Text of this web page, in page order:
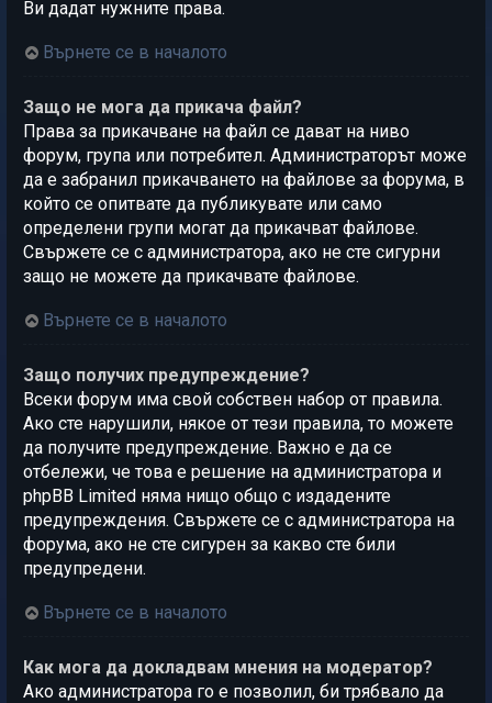
Ви дадат нужните права.
Върнете се в началото
Защо не мога да прикача файл?
Права за прикачване на файл се дават на ниво
форум, група или потребител. Администраторът може
да е забранил прикачването на файлове за форума, в
който се опитвате да публикувате или само
определени групи могат да прикачват файлове.
Свържете се с администратора, ако не сте сигурни
защо не можете да прикачвате файлове.
Върнете се в началото
Защо получих предупреждение?
Всеки форум има свой собствен набор от правила.
Ако сте нарушили, някое от тези правила, то можете
да получите предупреждение. Важно е да се
отбележи, че това е решение на администратора и
phpBB Limited няма нищо общо с издадените
предупреждения. Свържете се с администратора на
форума, ако не сте сигурен за какво сте били
предупредени.
Върнете се в началото
Как мога да докладвам мнения на модератор?
Ако администратора го е позволил, би трябвало да